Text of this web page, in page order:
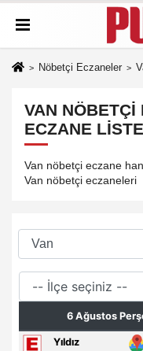
Nöbetçi Eczaneler
VAN NÖBETÇI
ECZANE
Van nöbetçi eczane
Van nöbetçi eczaneleri